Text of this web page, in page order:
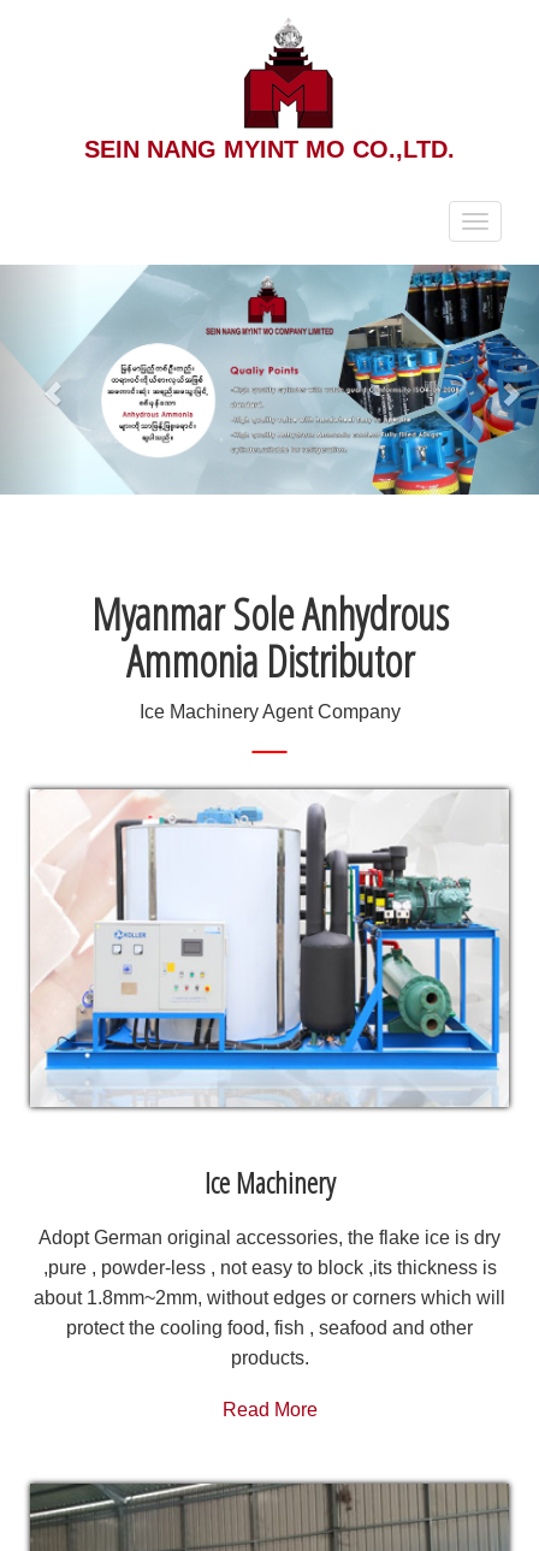
SEIN NANG MYINT MO CO.,LTD.
Toggle
Previous
Myanmar Sole Anhydrous
Ammonia Distributor
Ice Machinery Agent Company
Ice Machinery
Adopt German original accessories, the flake ice is dry
,pure , powder-less , not easy to block ,its thickness is
about 1.8mm~2mm, without edges or corners which will
protect the cooling food, fish , seafood and other
products.
Read More